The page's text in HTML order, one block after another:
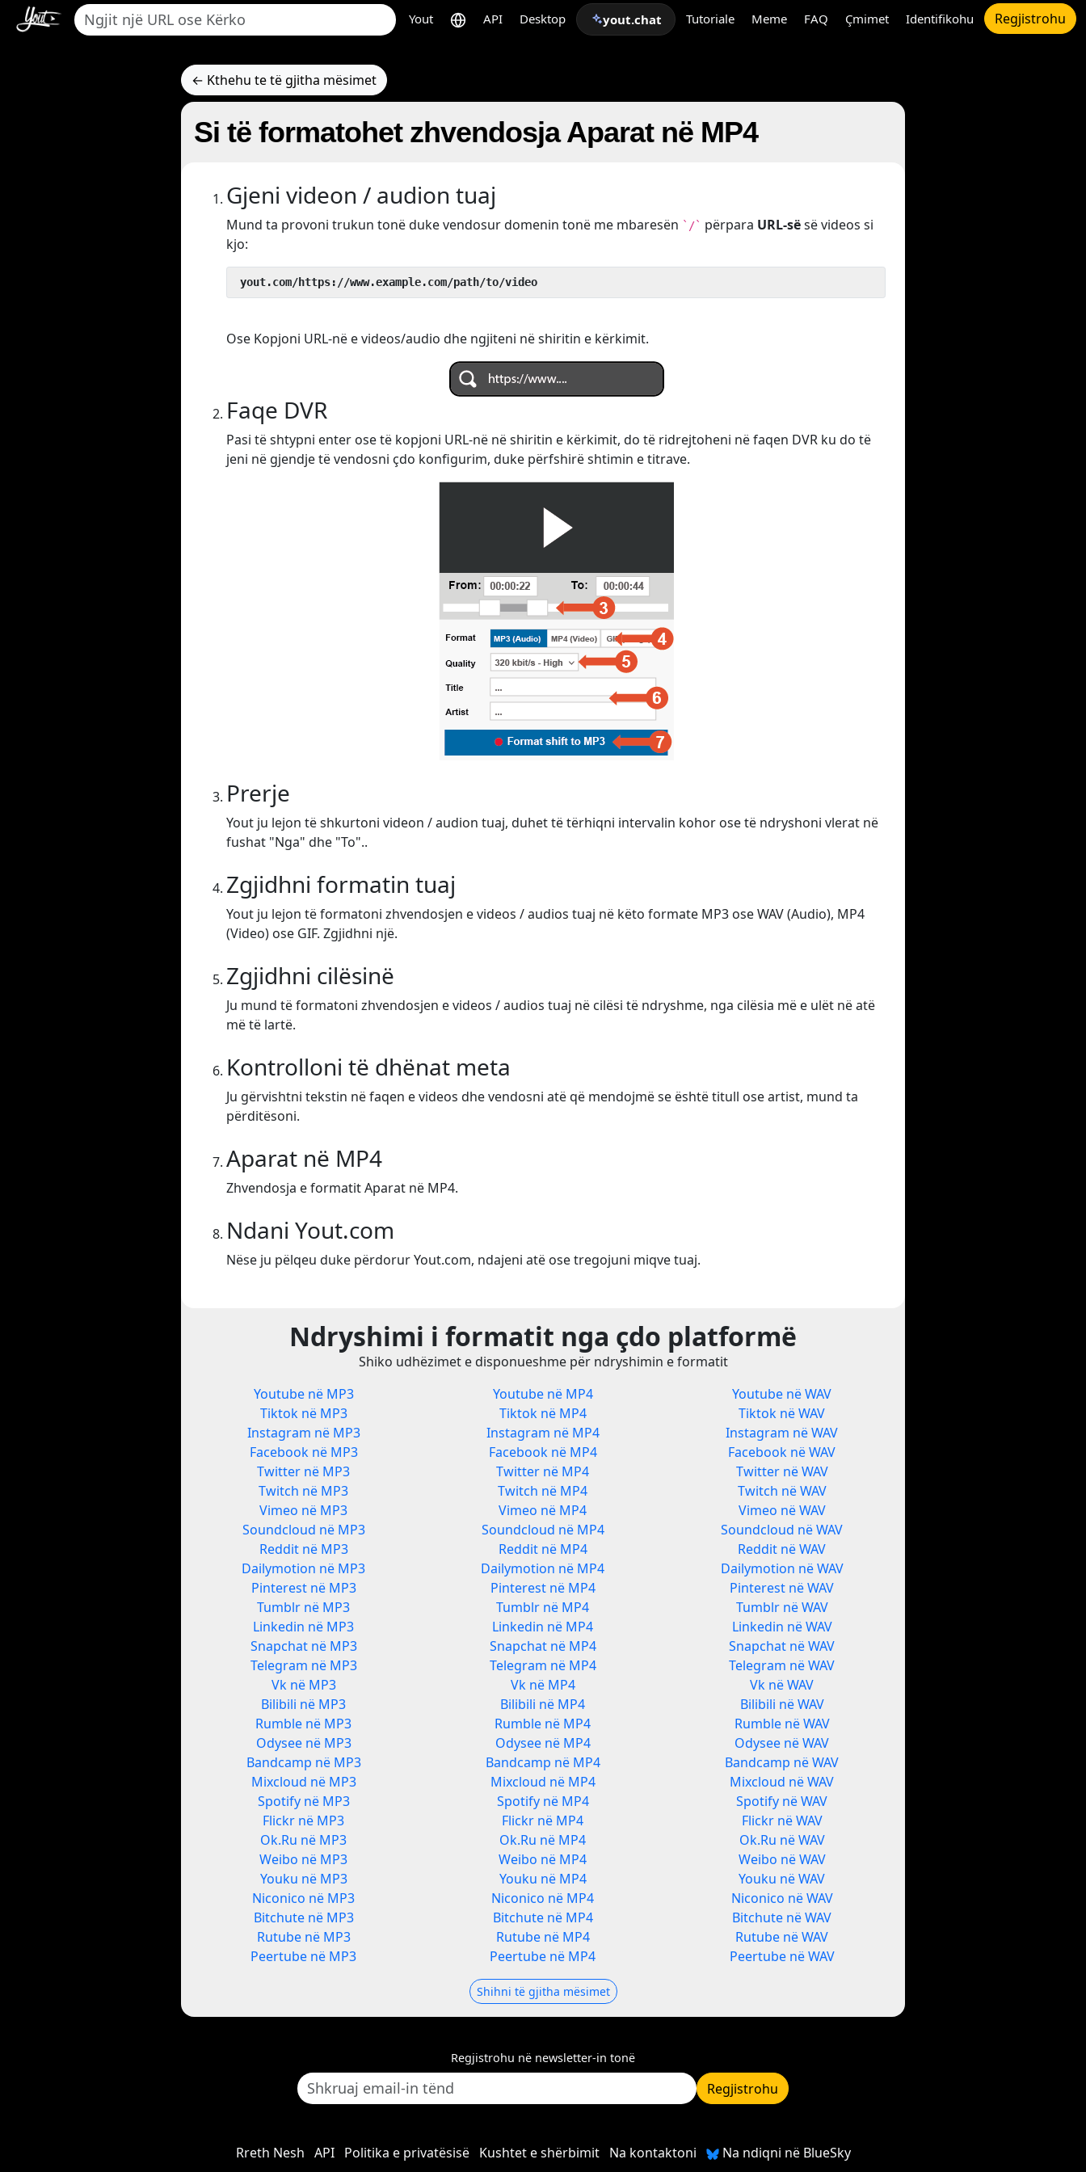
Yout API Desktop yout.chat Tutoriale Meme FAQ Çmimet Identifikohu Regjistrohu
← Kthehu te të gjitha mësimet
Si të formatohet zhvendosja Aparat në MP4
Gjeni videon / audion tuaj
Mund ta provoni trukun tonë duke vendosur domenin tonë me mbaresën `/` përpara URL-sësë videos si
kjo:
yout.com/https://www.example.com/path/to/video
Ose Kopjoni URL-në e videos/audio dhe ngjiteni në shiritin e kërkimit.
Faqe DVR
Pasi të shtypni enter ose të kopjoni URL-në në shiritin e kërkimit, do të ridrejtoheni në faqen DVR ku do të
jeni në gjendje të vendosni çdo konfigurim, duke përfshirë shtimin e titrave.
Prerje
Yout ju lejon të shkurtoni videon / audion tuaj, duhet të tërhiqni intervalin kohor ose të ndryshoni vlerat në
fushat "Nga" dhe "To"..
Zgjidhni formatin tuaj
Yout ju lejon të formatoni zhvendosjen e videos / audios tuaj në këto formate MP3 ose WAV (Audio), MP4
(Video) ose GIF. Zgjidhni një.
Zgjidhni cilësinë
Ju mund të formatoni zhvendosjen e videos / audios tuaj në cilësi të ndryshme, nga cilësia më e ulët në atë
më të lartë.
Kontrolloni të dhënat meta
Ju gërvishtni tekstin në faqen e videos dhe vendosni atë që mendojmë se është titull ose artist, mund ta
përditësoni.
Aparat në MP4
Zhvendosja e formatit Aparat në MP4.
Ndani Yout.com
Nëse ju pëlqeu duke përdorur Yout.com, ndajeni atë ose tregojuni miqve tuaj.
Ndryshimi i formatit nga çdo platformë
Shiko udhëzimet e disponueshme për ndryshimin e formatit
Youtube në MP3
Tiktok në MP3
Instagram në MP3
Facebook në MP3
Twitter në MP3
Twitch në MP3
Vimeo në MP3
Soundcloud në MP3
Reddit në MP3
Dailymotion në MP3
Pinterest në MP3
Tumblr në MP3
Linkedin në MP3
Snapchat në MP3
Telegram në MP3
Vk në MP3
Bilibili në MP3
Rumble në MP3
Odysee në MP3
Bandcamp në MP3
Mixcloud në MP3
Spotify në MP3
Flickr në MP3
Ok.Ru në MP3
Weibo në MP3
Youku në MP3
Niconico në MP3
Bitchute në MP3
Rutube në MP3
Peertube në MP3
Youtube në MP4
Tiktok në MP4
Instagram në MP4
Facebook në MP4
Twitter në MP4
Twitch në MP4
Vimeo në MP4
Soundcloud në MP4
Reddit në MP4
Dailymotion në MP4
Pinterest në MP4
Tumblr në MP4
Linkedin në MP4
Snapchat në MP4
Telegram në MP4
Vk në MP4
Bilibili në MP4
Rumble në MP4
Odysee në MP4
Bandcamp në MP4
Mixcloud në MP4
Spotify në MP4
Flickr në MP4
Ok.Ru në MP4
Weibo në MP4
Youku në MP4
Niconico në MP4
Bitchute në MP4
Rutube në MP4
Peertube në MP4
Youtube në WAV
Tiktok në WAV
Instagram në WAV
Facebook në WAV
Twitter në WAV
Twitch në WAV
Vimeo në WAV
Soundcloud në WAV
Reddit në WAV
Dailymotion në WAV
Pinterest në WAV
Tumblr në WAV
Linkedin në WAV
Snapchat në WAV
Telegram në WAV
Vk në WAV
Bilibili në WAV
Rumble në WAV
Odysee në WAV
Bandcamp në WAV
Mixcloud në WAV
Spotify në WAV
Flickr në WAV
Ok.Ru në WAV
Weibo në WAV
Youku në WAV
Niconico në WAV
Bitchute në WAV
Rutube në WAV
Peertube në WAV
Shihni të gjitha mësimet
Regjistrohu në newsletter-in tonë
Regjistrohu
Rreth Nesh API Politika e privatësisë Kushtet e shërbimit Na kontaktoni Na ndiqni në BlueSky